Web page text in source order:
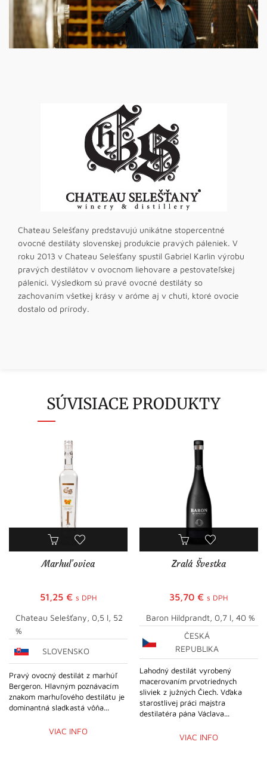
Chateau Selešťany predstavujú unikátne stopercentné
ovocné destiláty slovenskej produkcie pravých páleniek. V
roku 2013 v Chateau Selešťany spustil Gabriel Karlin výrobu
pravých destilátov v ovocnom liehovare a pestovateľskej
pálenici. Výsledkom sú pravé ovocné destiláty so
zachovaním všetkej krásy v aróme aj v chuti, ktoré ovocie
dostalo od prírody.
SÚVISIACE PRODUKTY
Marhuľovica
51,25 € s DPH
Chateau Selešťany, 0,5 l, 52
%
SLOVENSKO
Pravý ovocný destilát z marhúľ
Bergeron. Hlavným poznávacím
znakom marhuľového destilátu je
dominantná sladkastá vôňa...
VIAC INFO
Zralá Švestka
35,70 € s DPH
Baron Hildprandt, 0,7 l, 40 %
ČESKÁ
REPUBLIKA
Lahodný destilát vyrobený
macerovaním prvotriednych
sliviek z južných Čiech. Vďaka
starostlivej práci majstra
destilatéra pána Václava...
VIAC INFO